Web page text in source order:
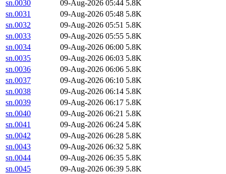
sn.0030
09-Aug-2026 05:44 5.8K
sn.0031
09-Aug-2026 05:48 5.8K
sn.0032
09-Aug-2026 05:51 5.8K
sn.0033
09-Aug-2026 05:55 5.8K
sn.0034
09-Aug-2026 06:00 5.8K
sn.0035
09-Aug-2026 06:03 5.8K
sn.0036
09-Aug-2026 06:06 5.8K
sn.0037
09-Aug-2026 06:10 5.8K
sn.0038
09-Aug-2026 06:14 5.8K
sn.0039
09-Aug-2026 06:17 5.8K
sn.0040
09-Aug-2026 06:21 5.8K
sn.0041
09-Aug-2026 06:24 5.8K
sn.0042
09-Aug-2026 06:28 5.8K
sn.0043
09-Aug-2026 06:32 5.8K
sn.0044
09-Aug-2026 06:35 5.8K
sn.0045
09-Aug-2026 06:39 5.8K